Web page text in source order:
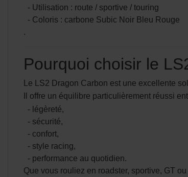
- Utilisation : route / sportive / touring
- Coloris : carbone Subic Noir Bleu Rouge
.
Pourquoi choisir le
Le LS2 Dragon Carbon est une excellente
Il offre un équilibre particulièrement réussi
- légèreté,
- sécurité,
- confort,
- style racing,
- performance au quotidien.
Que vous rouliez en roadster, sportive, GT